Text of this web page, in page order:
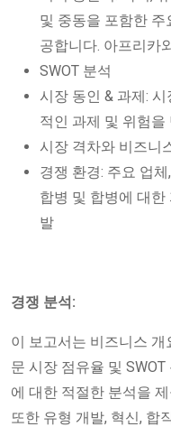
및 중동을 포함한
공합니다. 아프리카
SWOT 분석
시장 동인 & 과제:
적인 과제 및 위험을
시장 격차와 비즈니
경쟁 환경: 주요 업
합병 및 합병에 대
발
경쟁 분석:
이 보고서는 비즈니스 개
문 시장 점유율 및
에 대한 적절한 분석을
또한 유형 개발, 혁신, 합